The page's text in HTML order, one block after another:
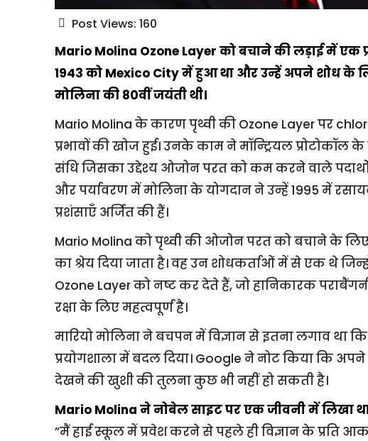
Post Views: 160
Mario Molina Ozone Layer को बचाने की लड़ाई में एक
1943 को Mexico City में हुआ था और उन्हें अपने शोध के
मोलिना की 80वीं जयंती थी।
Mario Molina के कारण पृथ्वी की Ozone Layer पर
प्रभावों की खोज हुई। उनके काम ने मॉन्ट्रियल प्रोटोकॉल के
संधि जिसका उद्देश्य ओजोन परत को कम करने वाले
और पर्यावरण में मोलिना के योगदान ने उन्हें 1995 में
प्रशंसाएँ अर्जित की हैं।
Mario Molina को पृथ्वी की ओजोन परत को बचाने के
का श्रेय दिया जाता है। वह उन शोधकर्ताओं में से एक थे
Ozone Layer को नष्ट कर देते हैं, जो हानिकारक
रक्षा के लिए महत्वपूर्ण है।
मारियो मोलिना ने बचपन में विज्ञान से इतना लगाव था
प्रयोगशाला में बदल दिया। Google ने नोट किया कि
देखने की खुशी की तुलना कुछ भी नहीं हो सकती है।
Mario Molina ने नोबेल साइट पर एक जीवनी में लिखा
”मैं हाई स्कूल में प्रवेश करने से पहले ही विज्ञान के प्रति